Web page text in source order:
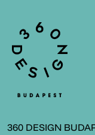
360 DESIGN